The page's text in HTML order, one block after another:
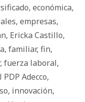
, económica,
, empresas,
, Ericka Castillo,
, familiar, fin,
, fuerza laboral,
Adecco,
, innovación,